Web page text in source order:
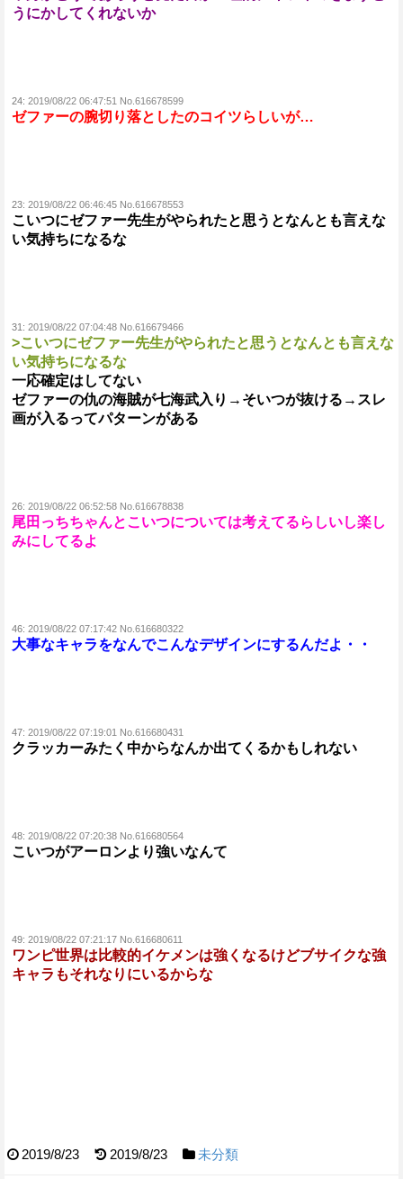
うにかしてくれないか
24: 2019/08/22 06:47:51 No.616678599
ゼファーの腕切り落としたのコイツらしいが…
23: 2019/08/22 06:46:45 No.616678553
こいつにゼファー先生がやられたと思うとなんとも言えな
い気持ちになるな
31: 2019/08/22 07:04:48 No.616679466
>こいつにゼファー先生がやられたと思うとなんとも言えな
い気持ちになるな
一応確定はしてない
ゼファーの仇の海賊が七海武入り→そいつが抜ける→スレ
画が入るってパターンがある
26: 2019/08/22 06:52:58 No.616678838
尾田っちちゃんとこいつについては考えてるらしいし楽し
みにしてるよ
46: 2019/08/22 07:17:42 No.616680322
大事なキャラをなんでこんなデザインにするんだよ・・
47: 2019/08/22 07:19:01 No.616680431
クラッカーみたく中からなんか出てくるかもしれない
48: 2019/08/22 07:20:38 No.616680564
こいつがアーロンより強いなんて
49: 2019/08/22 07:21:17 No.616680611
ワンピ世界は比較的イケメンは強くなるけどブサイクな強
キャラもそれなりにいるからな
2019/8/23 2019/8/23 未分類